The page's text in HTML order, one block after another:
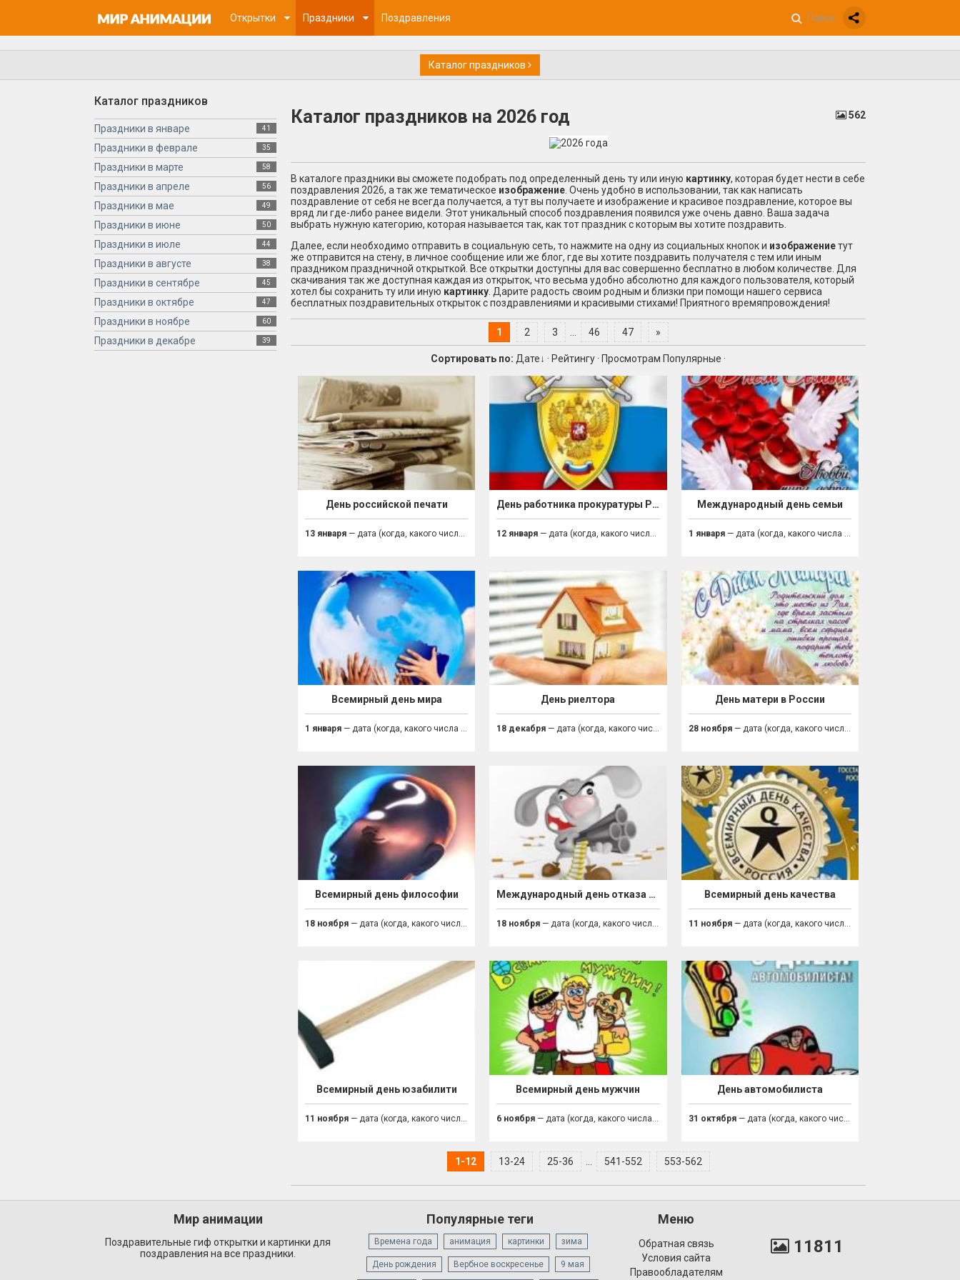
Открытки Праздники Поздравления
Каталог праздников
Каталог праздников
Праздники в январе 41
Праздники в феврале 35
Праздники в марте 58
Праздники в апреле 56
Праздники в мае 49
Праздники в июне 50
Праздники в июле 44
Праздники в августе 38
Праздники в сентябре 45
Праздники в октябре 47
Праздники в ноябре 60
Праздники в декабре 39
Каталог праздников на 2026 год 562
В каталоге праздники вы сможете подобрать под определенный день ту или иную картинку, которая будет нести в себе
поздравления 2026, а так же тематическое изображение. Очень удобно в использовании, так как написать
поздравление от себя не всегда получается, а тут вы получаете и изображение и красивое поздравление, которое вы
вряд ли где-либо ранее видели. Этот уникальный способ поздравления появился уже очень давно. Ваша задача
выбрать нужную категорию, которая называется так, как тот праздник с которым вы хотите поздравить.
Далее, если необходимо отправить в социальную сеть, то нажмите на одну из социальных кнопок и изображениетут
же отправится на стену, в личное сообщение или же блог, где вы хотите поздравить получателя с тем или иным
праздником праздничной открыткой. Все открытки доступны для вас совершенно бесплатно в любом количестве. Для
скачивания так же доступная каждая из открыток, что весьма удобно абсолютно для каждого пользователя, который
хотел бы сохранить ту или иную картинку. Дарите радость своим родным и близки при помощи нашего сервиса
бесплатных поздравительныхоткрыток с поздравлениями и красивыми стихами! Приятного времяпровождения!
1 2 3 ... 46 47 »
Сортировать по: Дате↓ · Рейтингу · Просмотрам Популярные ·
День российской печати
13 января — дата (когда, какого числа праздник)
День работника прокуратуры России
12 января — дата (когда, какого числа праздник)
Международный день семьи
1 января— дата (когда, какого числа праздник)
Всемирный день мира
1 января — дата (когда, какого числа праздник)
День риелтора
18 декабря — дата (когда, какого числа праздник)
День матери в России
28 ноября— дата (когда, какого числа праздник)
Всемирный день философии
18 ноября — дата (когда, какого числа праздник)
Международный день отказа от курения
18 ноября — дата (когда, какого числа праздник)
Всемирный день качества
11 ноября— дата (когда, какого числа праздник)
Всемирный день юзабилити
11 ноября — дата (когда, какого числа праздник)
Всемирный день мужчин
6 ноября — дата (когда, какого числа праздник)
День автомобилиста
31 октября— дата (когда, какого числа праздник)
1-12 13-24 25-36 ... 541-552 553-562
Мир анимации
Поздравительные гиф открытки и картинки для
поздравления на все праздники.
Популярные теги
Времена года анимация картинки зима
День рождения Вербное воскресенье 9 мая
Меню
Обратная связь
Условия сайта
Правообладателям
11811